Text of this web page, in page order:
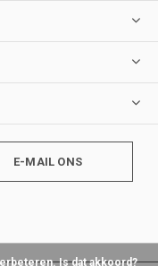
E-MAIL ONS
Is dat akkoord?